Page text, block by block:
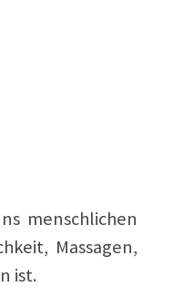
menschlichen
Massagen,
ist.